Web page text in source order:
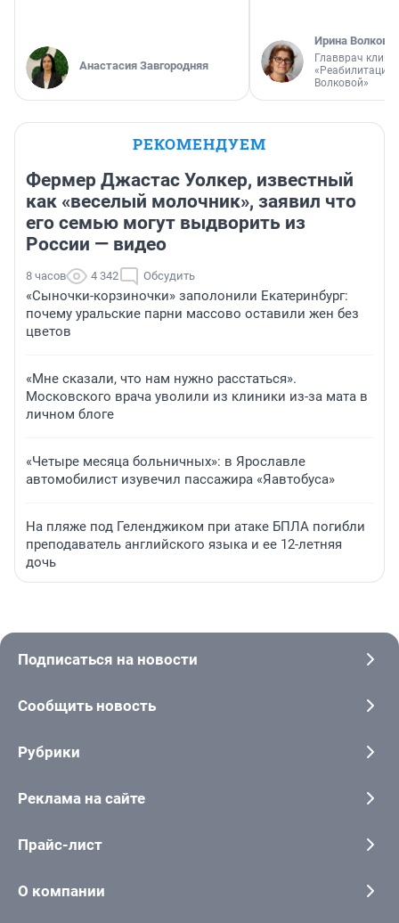
Анастасия Завгородняя
Ирина Волкова
Главврач
«Реабилитация
Волковой»
РЕКОМЕНДУЕМ
Фермер Джастас Уолкер, известный
как «веселый молочник», заявил что
его семью могут выдворить из
России — видео
8 часов 4 342 Обсудить
«Сыночки-корзиночки» заполонили Екатеринбург:
почему уральские парни массово оставили жен без
цветов
«Мне сказали, что нам нужно расстаться».
Московского врача уволили из клиники из-за мата в
личном блоге
«Четыре месяца больничных»: в Ярославле
автомобилист изувечил пассажира «Яавтобуса»
На пляже под Геленджиком при атаке БПЛА погибли
преподаватель английского языка и ее 12-летняя
дочь
Подписаться на новости
Сообщить новость
Рубрики
Реклама на сайте
Прайс-лист
О компании